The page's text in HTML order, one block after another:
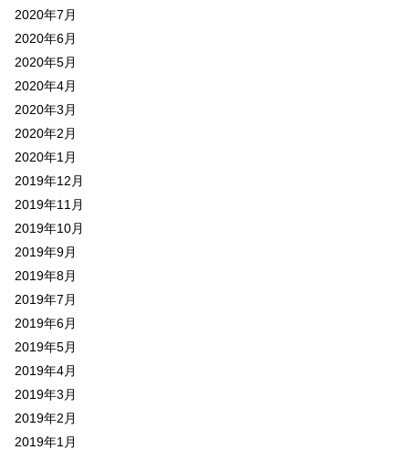
2020年7月
2020年6月
2020年5月
2020年4月
2020年3月
2020年2月
2020年1月
2019年12月
2019年11月
2019年10月
2019年9月
2019年8月
2019年7月
2019年6月
2019年5月
2019年4月
2019年3月
2019年2月
2019年1月